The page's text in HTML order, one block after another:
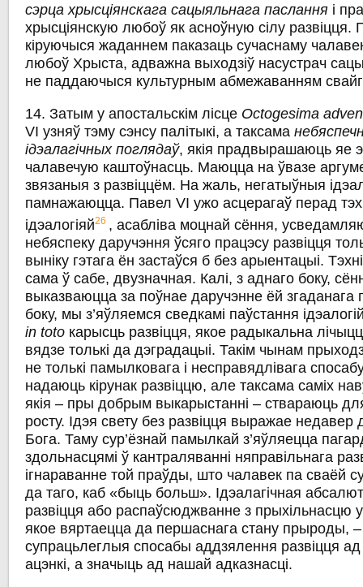
сэрца хрысціянскага сацыяльнага паслання i
хрысціянскую любоў як асноўную сілу развіцця.
кіруючыся жаданнем паказаць сучаснаму
любоў Хрыста, адважна выходзіў насустрач
не паддаючыся культурным абмежаванням
14. Затым у апостальскім лісце Octogesima
VI узняў тэму сэнсу палітыкі, а таксама
ідэалагічных поглядаў, якія прадвырашаюць яе
чалавечую каштоўнасць. Маюцца на ўвазе
звязаныя з развіццём. На жаль, негатыўныя
памнажаюцца. Павел VI ужо асцерагаў перад
ідэалогіяй26 , асабліва моцнай сёння,
небяспеку даручэння ўсяго працэсу развіцця
выніку гэтага ён застаўся б без арыентацыі.
сама ў сабе, двузначная. Калі, з аднаго боку,
выказваюцца за поўнае даручэнне ёй згаданага
боку, мы з’яўляемся сведкамі паўстання
in toto карысць развіцця, якое радыкальна
вядзе толькі да дэградацыі. Такім чынам
не толькі памылковага i несправядлівага
надаюць кірунак развіццю, але таксама саміх
якія – пры добрым выкарыстанні – ствараюць
росту. Ідэя свету без развіцця выражае недавер
Бога. Таму сур’ёзнай памылкай з’яўляецца
здольнасцямі ў кантраляванні няправільнага
ігнараванне той праўды, што чалавек па сваёй
да таго, каб «быць больш». Ідэалагічная
развіцця або распаўсюджванне з прыхільнасцю
якое вяртаецца да першаснага стану прыроды, –
супрацьлеглыя спосабы аддзялення развіцця
ацэнкі, a значыць ад нашай адказнасці.